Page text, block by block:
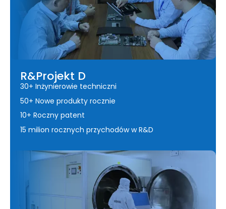
R&Projekt D
30+ Inżynierowie techniczni
50+ Nowe produkty rocznie
10+ Roczny patent
15 milion rocznych przychodów w R&D